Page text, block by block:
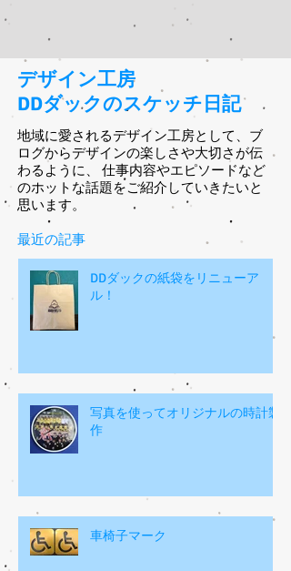
真も可能です。 プレゼントにも最適です。 #記念
品 #デザイン #グッズ #時計
デザイン工房
DDダックのスケッチ日記
地域に愛されるデザイン工房として、ブ
わるように、 仕事内容やエピソードなど
のホットな話題をご紹介していきたいと
思います 。
DDダックの紙袋をリニューア
ル！
写真を使ってオリジナルの時計製
作